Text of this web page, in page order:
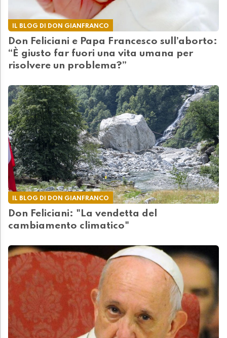
IL BLOG DI DON GIANFRANCO
Don Feliciani e Papa Francesco sull’aborto:
“È giusto far fuori una vita umana per
risolvere un problema?”
IL BLOG DI DON GIANFRANCO
Don Feliciani: "La vendetta del
cambiamento climatico"